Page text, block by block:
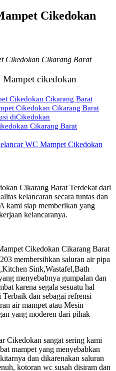
Cikedokan
Cikedokan Cikarang Barat
Mampet cikedokan
Cikedokan Cikarang Barat
Cikedokan Cikarang Barat
diCikedokan
Cikarang Barat
WC Mampet Cikedokan
Cikarang Barat Terdekat dari
kelancaran secara tuntas dan
kami siap memberikan yang
kelancaranya.
Cikedokan Cikarang Barat
membersihkan saluran air pipa
Sink,Wastafel,Bath
menyebabnya gumpalan dan
karena segala sesuatu hal
dan sebagai refrensi
air mampet atau Mesin
yang moderen dari pihak
Cikedokan sangat sering kami
mampet yang menyebabkan
dan dikarenakan saluran
kotoran wc susah disiram dan